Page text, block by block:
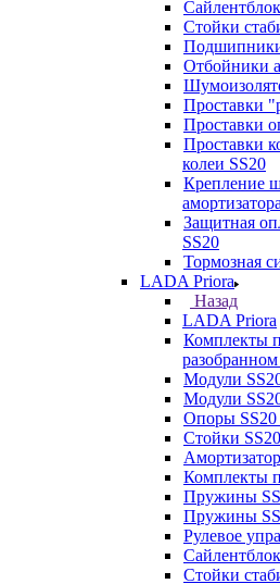
Стойки
Отбойники
Проставки
Проставки
Проставки
колеи SS20
Крепление
Защитная
SS20
Тормозная
LADA Priora
Назад
LADA Priora
Комплекты
Модули
Модули
Опоры SS20
Стойки
Комплекты
Пружины
Пружины
Рулевое
Стойки